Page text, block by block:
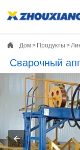
 Дом> Продукты >
Сварочный